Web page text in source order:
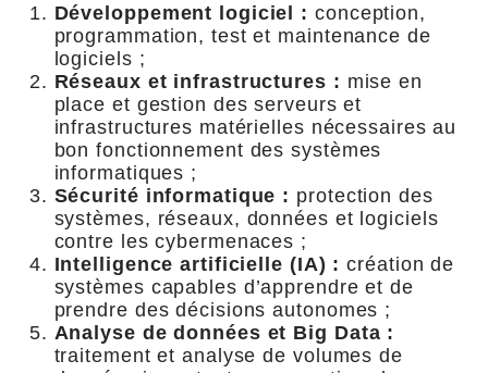
Développement logiciel : conception,
programmation, test et maintenance de
logiciels ;
Réseaux et infrastructures : mise en
place et gestion des serveurs et
infrastructures matérielles nécessaires au
bon fonctionnement des systèmes
informatiques ;
Sécurité informatique : protection des
systèmes, réseaux, données et logiciels
contre les cybermenaces ;
Intelligence artificielle (IA) : création de
systèmes capables d’apprendre et de
prendre des décisions autonomes ;
Analyse de données et Big Data :
traitement et analyse de volumes de